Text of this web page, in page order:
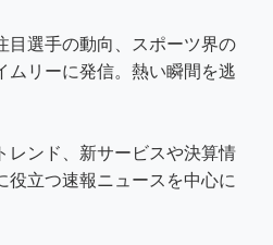
目選手の動向、スポーツ界の
ムリーに発信。熱い瞬間を逃
レンド、新サービスや決算情
役立つ速報ニュースを中心に